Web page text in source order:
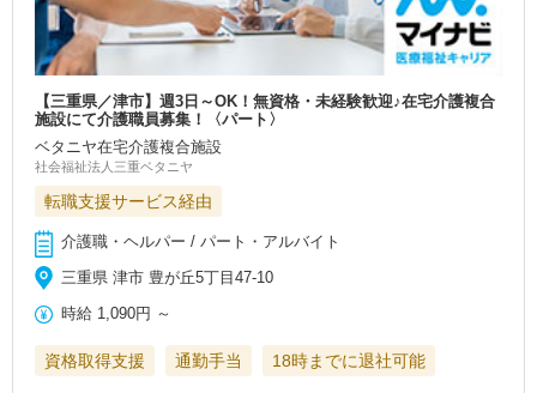
【三重県／津市】週3日～OK！無資格・未経験歓迎♪在宅介護複合
施設にて介護職員募集！〈パート〉
ベタニヤ在宅介護複合施設
社会福祉法人三重ベタニヤ
転職支援サービス経由
介護職・ヘルパー / パート・アルバイト
三重県 津市 豊が丘5丁目47-10
時給 1,090円 ～
資格取得支援 通勤手当 18時までに退社可能